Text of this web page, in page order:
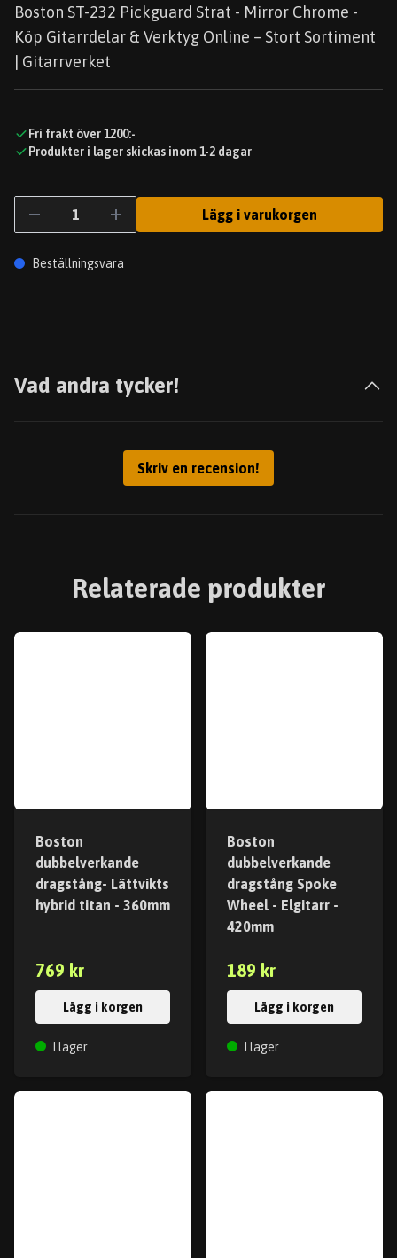
Boston ST-232 Pickguard Strat - Mirror Chrome -
Köp Gitarrdelar & Verktyg Online – Stort Sortiment
| Gitarrverket
Fri frakt över 1200:-
Produkter i lager skickas inom 1-2 dagar
Lägg i varukorgen
Beställningsvara
Vad andra tycker!
Skriv en recension!
Relaterade produkter
Boston
dubbelverkande
dragstång- Lättvikts
hybrid titan - 360mm
769 kr
Lägg i korgen
I lager
Boston
dubbelverkande
dragstång Spoke
Wheel - Elgitarr -
420mm
189 kr
Lägg i korgen
I lager